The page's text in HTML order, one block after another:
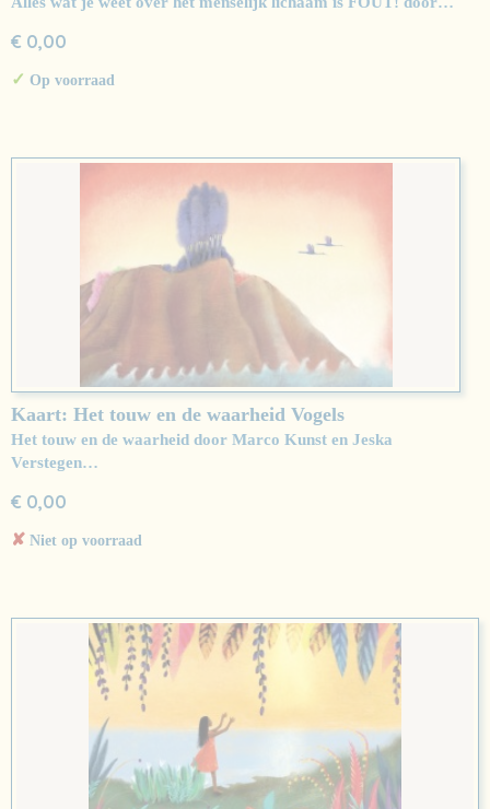
€ 0,00
✓ Op voorraad
Kaart: Het touw en de waarheid Vogels
Het touw en de waarheid door Marco Kunst en Jeska
Verstegen…
€ 0,00
✘ Niet op voorraad